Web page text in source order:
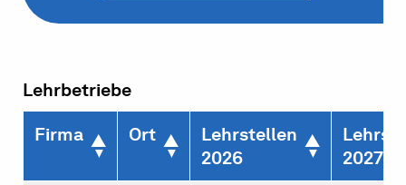
Lehrbetriebe
Firma Ort
Lehrstellen
2026
2027